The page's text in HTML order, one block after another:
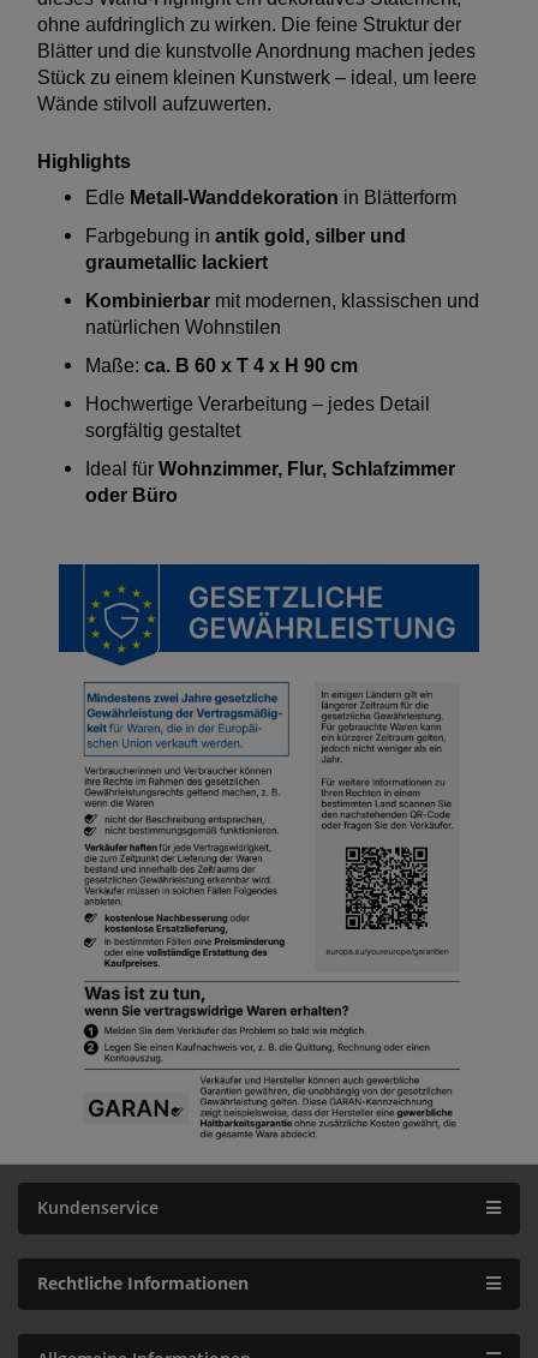
ohne aufdringlich zu wirken. Die feine Struktur der
Blätter und die kunstvolle Anordnung machen jedes
Stück zu einem kleinen Kunstwerk – ideal, um leere
Wände stilvoll aufzuwerten.
Highlights
Edle Metall-Wanddekoration in Blätterform
Farbgebung in antik gold, silber und
graumetallic lackiert
Kombinierbar mit modernen, klassischen und
natürlichen Wohnstilen
Maße: ca. B 60 x T 4 x H 90 cm
Hochwertige Verarbeitung – jedes Detail
sorgfältig gestaltet
Ideal für Wohnzimmer, Flur, Schlafzimmer
oder Büro
Kundenservice
Rechtliche Informationen